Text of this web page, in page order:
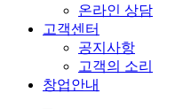
온라인 상담
고객센터
공지사항
고객의 소리
창업안내